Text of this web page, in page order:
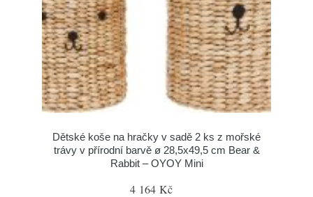
Dětské koše na hračky v sadě 2 ks z mořské
trávy v přírodní barvě ø 28,5x49,5 cm Bear &
Rabbit – OYOY Mini
4 164 Kč